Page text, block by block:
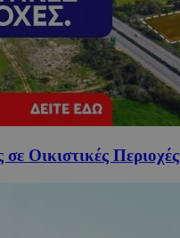
Οικιστικές Περιοχές